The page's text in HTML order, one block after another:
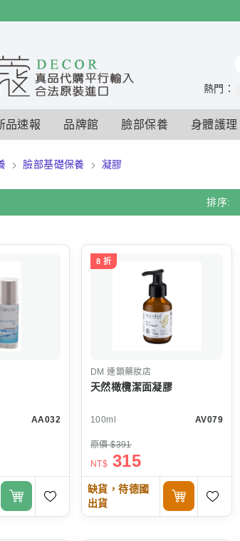
熱門：
品速報 品牌館 臉部保養 身體護理
臉部基礎保養 凝膠
排序:
AA032
8 折
DM 連鎖藥妝店
天然橄欖潔面凝膠
100ml AV079
原價 $391
NT$ 315
缺貨，待德國
出貨